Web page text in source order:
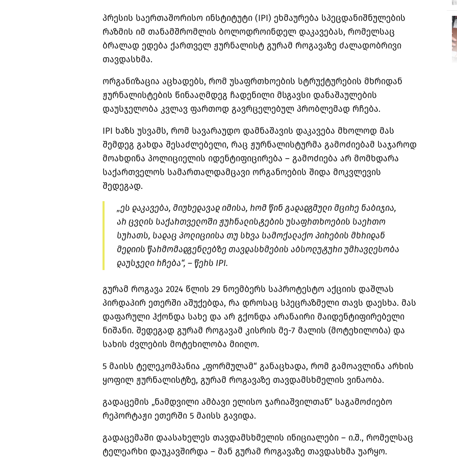
პრესის საერთაშორისო ინსტიტუტი (IPI) ეხმაურება სპეცდანიშნულების
რაზმის იმ თანამშრომლის ბოლოდროინდელ დაკავებას, რომელსაც
ბრალად ედება ქართველ ჟურნალისტ გურამ როგავაზე ძალადობრივი
თავდასხმა.
ორგანიზაცია აცხადებს, რომ უსაფრთხოების სტრუქტურების მხრიდან
ჟურნალისტების წინააღმდეგ ჩადენილი მსგავსი დანაშაულების
დაუსჯელობა კვლავ ფართოდ გავრცელებულ პრობლემად რჩება.
IPI ხაზს უსვამს, რომ სავარაუდო დამნაშავის დაკავება მხოლოდ მას
შემდეგ გახდა შესაძლებელი, რაც ჟურნალისტურმა გამოძიებამ საჯაროდ
მოახდინა პოლიციელის იდენტიფიცირება – გამოძიება არ მომხდარა
საქართველოს სამართალდამცავი ორგანოების შიდა მოკვლევის
შედეგად.
„ეს დაკავება, მიუხედავად იმისა, რომ წინ გადადგმული მცირე ნაბიჯია,
არ ცვლის საქართველოში ჟურნალისტების უსაფრთხოების საერთო
სურათს, სადაც პოლიციისა თუ სხვა სამოქალაქო პირების მხრიდან
მედიის წარმომადგენლებზე თავდასხმების აბსოლუტური უმრავლესობა
დაუსჯელი რჩება“, – წერს IPI.
გურამ როგავა 2024 წლის 29 ნოემბერს საპროტესტო აქციის დაშლას
პირდაპირ ეთერში აშუქებდა, რა დროსაც სპეცრაზმელი თავს დაესხა. მას
დაფარული ჰქონდა სახე და არ გქონდა არანაირი მაიდენტიფირებელი
ნიშანი. შედეგად გურამ როგავამ კისრის მე-7 მალის (მოტეხილობა) და
სახის ძვლების მოტეხილობა მიიღო.
5 მაისს ტელეკომპანია „ფორმულამ“ განაცხადა, რომ გამოავლინა არხის
ყოფილ ჟურნალისტზე, გურამ როგავაზე თავდამსხმელის ვინაობა.
გადაცემის „ნამდვილი ამბავი ელისო ჯარიაშვილთან“ საგამოძიებო
რეპორტაჟი ეთერში 5 მაისს გავიდა.
გადაცემაში დაასახელეს თავდამსხმელის ინიციალები – ი.შ., რომელსაც
ტელეარხი დაუკავშირდა – მან გურამ როგავაზე თავდასხმა უარყო.